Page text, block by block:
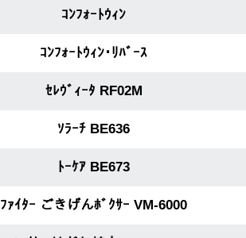
ｺﾝﾌｫｰﾄｳｨﾝ
ｺﾝﾌｫｰﾄｳｨﾝ･ﾘﾊﾞｰｽ
ｾﾚｳﾞｨｰﾀ RF02M
ｿﾗｰﾁ BE636
ﾄｰｹｱ BE673
ﾌｧｲﾀｰ ごきげんﾎﾞｸｻｰ VM-6000